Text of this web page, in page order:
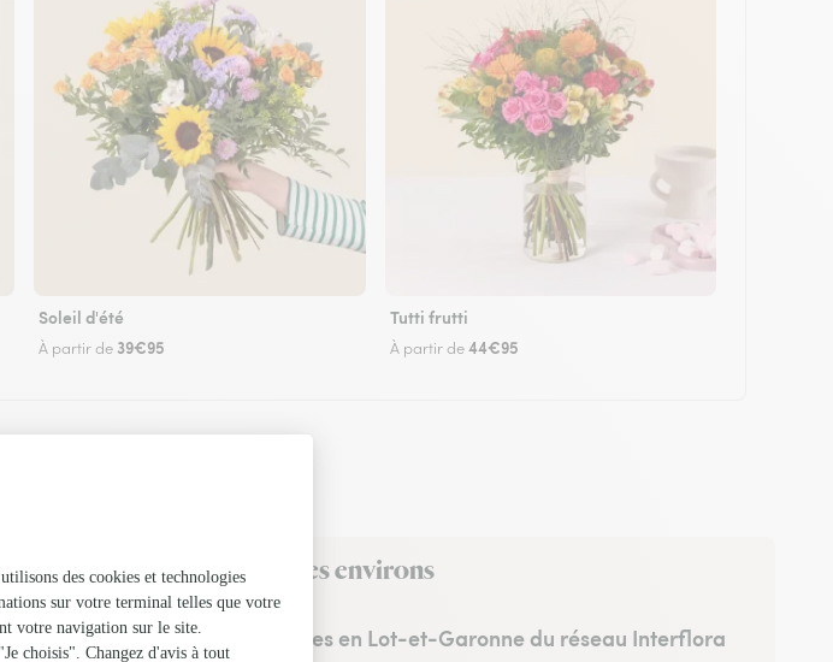
Soleil d'été
À partir de 39€95
Tutti frutti
À partir de44€95
Martin-Petit et dans ses environs
Les fleuristes en Lot-et-Garonne du réseau Interflora